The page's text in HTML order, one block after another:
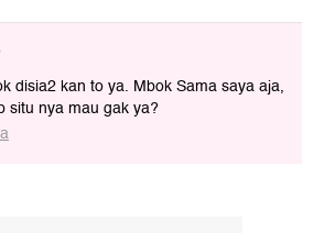
disia2 kan to ya. Mbok Sama saya aja,
situ nya mau gak ya?